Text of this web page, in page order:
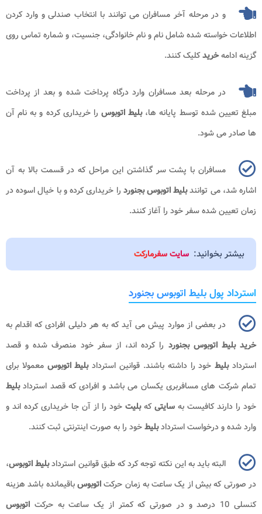
و در مرحله آخر مسافران می توانند با انتخاب صندلی و وارد کردن
اطلاعات خواسته شده شامل نام و نام خانوادگی، جنسیت، و شماره تماس روی
گزینه ادامهخریدکلیک کنند.
در مرحله بعد مسافران وارد درگاه پرداخت شده و بعد از پرداخت
مبلغ تعیین شده توسط پایانه ها،بلیط اتوبوس را خریداری کرده و به نام آن
ها صادر می شود.
مسافران با پشت سر گذاشتن این مراحل که در قسمت بالا به آن
اشاره شد، می توانندبلیطاتوبوس بجنورد را خریداری کرده و با خیال اسوده در
زمان تعیین شده سفر خود را آغاز کنند.
بیشتر بخوانید: سایت سفرمارکت
استرداد پول بلیط اتوبوس بجنورد
در بعضی از موارد پیش می آید که به هر دلیلی افرادی که اقدام به
خرید بلیط اتوبوس بجنورد را کرده اند، از سفر خود منصرف شده و قصد
استردادبلیط خود را داشته باشند. قوانین استردادبلیط اتوبوسمعمولا برای
تمام شرکت های مسافربری یکسان می باشد و افرادی که قصد استردادبلیط
خود را دارند کافیست به سایتیکهبلیت خود را از آن جا خریداری کرده اند و
وارد شده و درخواست استردادبلیطخود را به صورت اینترنتی ثبت کنند.
البته باید به این نکته توجه کرد که طبق قوانین استردادبلیط اتوبوس،
در صورتی که بیش از یک ساعت به زمان حرکتاتوبوسباقیمانده باشد هزینه
کنسلی 10 درصد و در صورتی که کمتر از یک ساعت به حرکت
اتوبوس